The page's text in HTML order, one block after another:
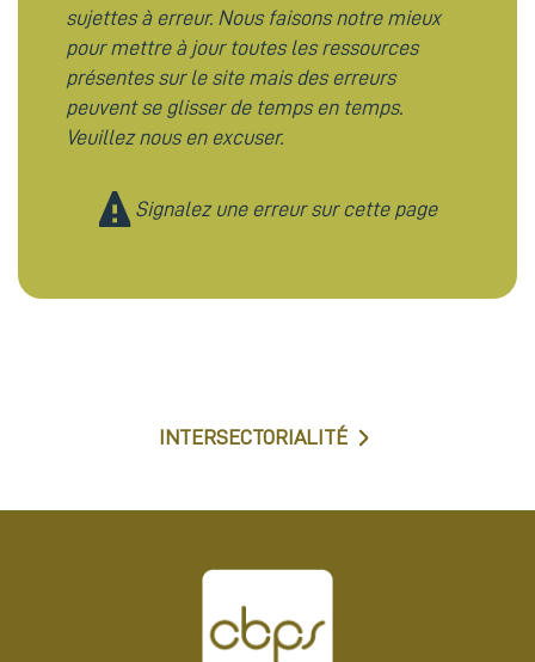
sujettes à erreur. Nous faisons notre mieux
pour mettre à jour toutes les ressources
présentes sur le site mais des erreurs
peuvent se glisser de temps en temps.
Veuillez nous en excuser.
Signalez une erreur sur cette page
INTERSECTORIALITÉ